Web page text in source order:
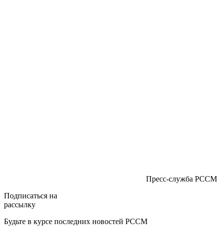
Пресс-служба РССМ
Подписаться на
рассылку
Будьте в курсе последних новостей РССМ